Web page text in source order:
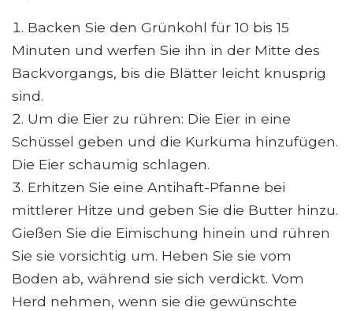
Backen Sie den Grünkohl für 10 bis 15
Minuten und werfen Sie ihn in der Mitte des
Backvorgangs, bis die Blätter leicht knusprig
sind.
Um die Eier zu rühren: Die Eier in eine
Schüssel geben und die Kurkuma hinzufügen.
Die Eier schaumig schlagen.
Erhitzen Sie eine Antihaft-Pfanne bei
mittlerer Hitze und geben Sie die Butter hinzu.
Gießen Sie die Eimischung hinein und rühren
Sie sie vorsichtig um. Heben Sie sie vom
Boden ab, während sie sich verdickt. Vom
Herd nehmen, wenn sie die gewünschte